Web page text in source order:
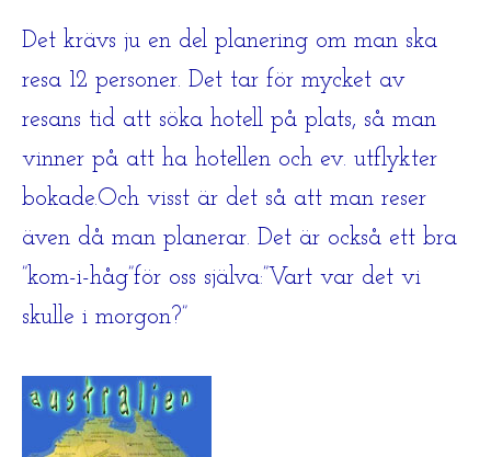
Det krävs ju en del planering om man ska
resa 12 personer. Det tar för mycket av
resans tid att söka hotell på plats, så man
vinner på att ha hotellen och ev. utflykter
bokade.Och visst är det så att man reser
även då man planerar. Det är också ett bra
”kom-i-håg”för oss själva:”Vart var det vi
skulle i morgon?”